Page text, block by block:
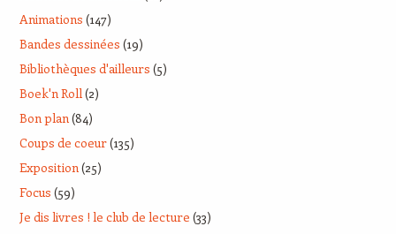
Animations (147)
Bandes dessinées (19)
Bibliothèques d'ailleurs (5)
Boek'n Roll(2)
Bon plan(84)
Coups de coeur(135)
Exposition(25)
Focus (59)
Je dis livres ! le club de lecture (33)